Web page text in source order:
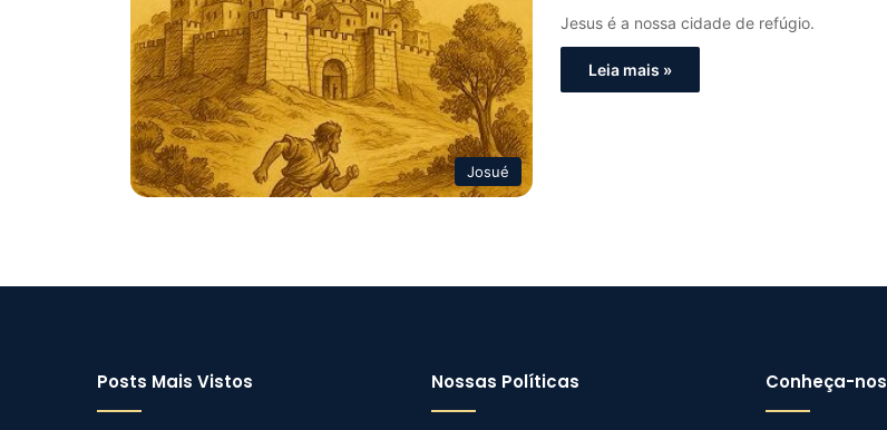
Josué
Jesus é a nossa cidade de refúgio.
Leia mais »
Posts Mais Vistos Nossas Políticas Conheça-nos